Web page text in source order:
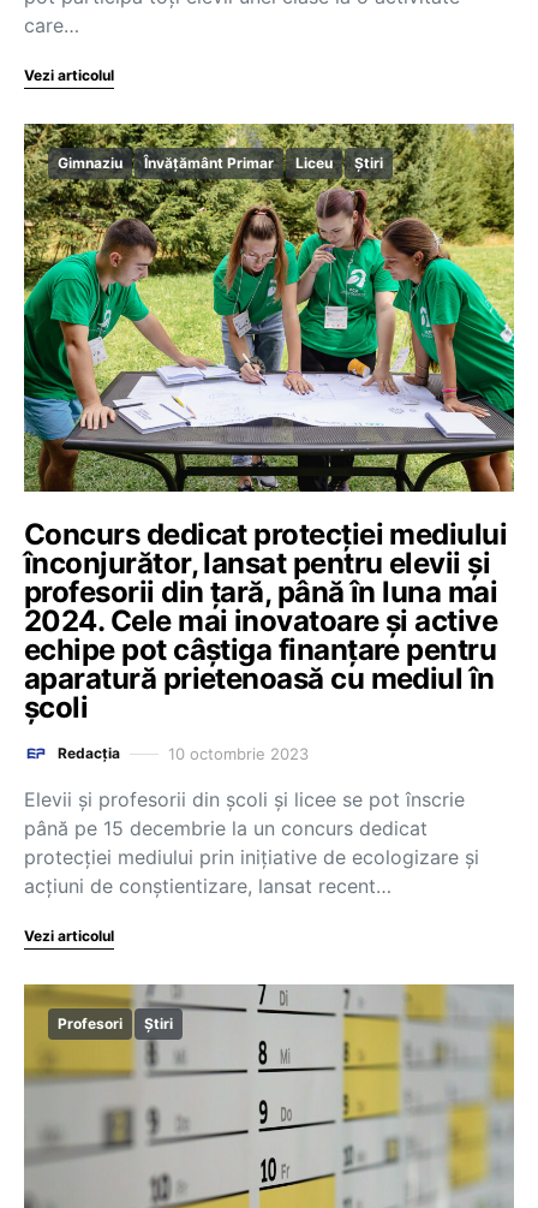
care…
Vezi articolul
Gimnaziu Învățământ Primar Liceu Știri
Concurs dedicat protecției mediului
înconjurător, lansat pentru elevii și
profesorii din țară, până în luna mai
2024. Cele mai inovatoare și active
echipe pot câștiga finanțare pentru
aparatură prietenoasă cu mediul în
școli
Redacția 10 octombrie 2023
Elevii și profesorii din școli și licee se pot înscrie
până pe 15 decembrie la un concurs dedicat
protecției mediului prin inițiative de ecologizare și
acțiuni de conștientizare, lansat recent…
Vezi articolul
Profesori Știri